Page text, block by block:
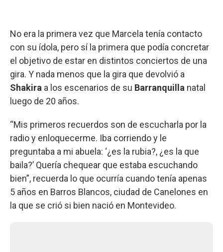
No era la primera vez que Marcela tenía contacto
con su ídola, pero sí la primera que podía concretar
el objetivo de estar en distintos conciertos de una
gira. Y nada menos que la gira que devolvió a
Shakira a los escenarios de su Barranquilla natal
luego de 20 años.
“Mis primeros recuerdos son de escucharla por la
radio y enloquecerme. Iba corriendo y le
preguntaba a mi abuela: ‘¿es la rubia?, ¿es la que
baila?’ Quería chequear que estaba escuchando
bien”, recuerda lo que ocurría cuando tenía apenas
5 años en Barros Blancos, ciudad de Canelones en
la que se crió si bien nació en Montevideo.